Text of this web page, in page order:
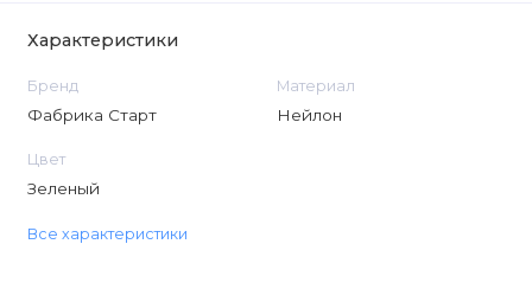
Характеристики
Бренд
Фабрика Старт
Материал
Нейлон
Цвет
Зеленый
Все характеристики